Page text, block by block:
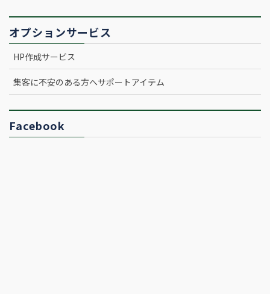
オプションサービス
HP作成サービス
集客に不安のある方へサポートアイテム
Facebook